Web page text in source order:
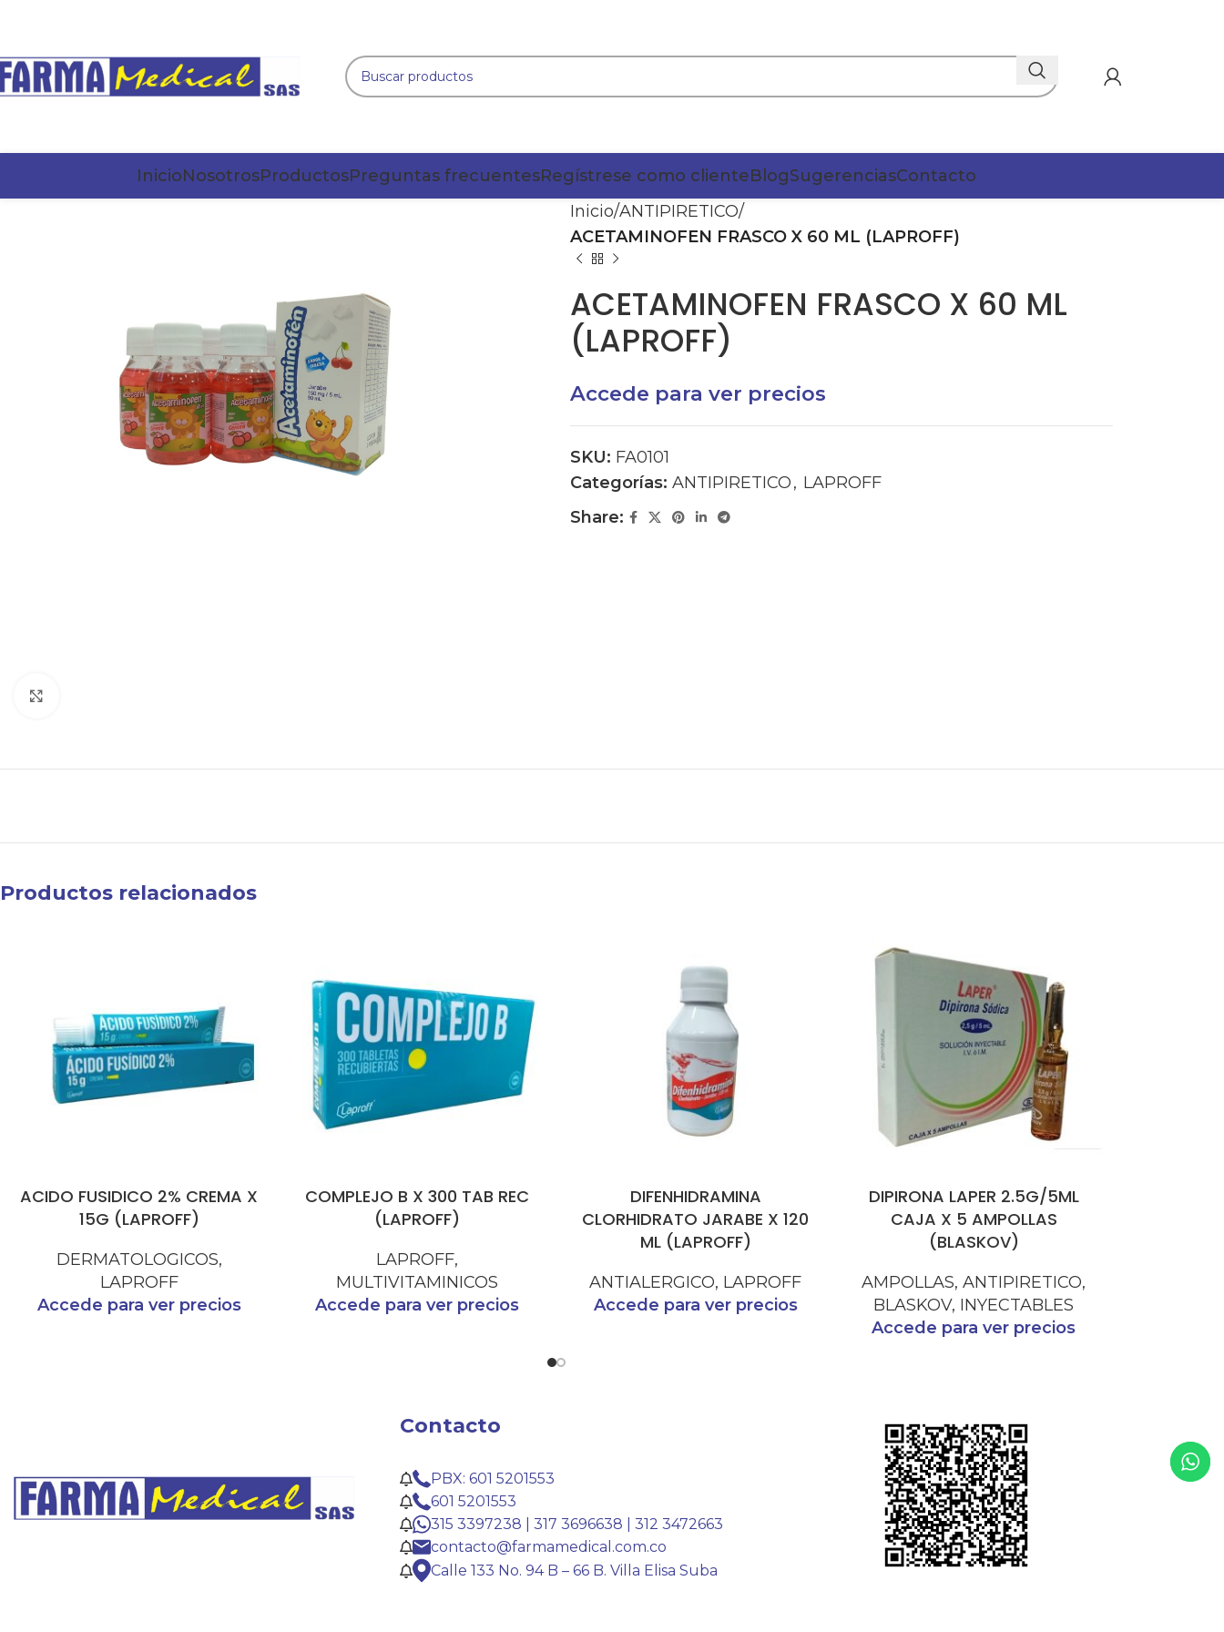
InicioNosotrosProductosPreguntas frecuentesRegístrese como clienteBlogSugerenciasContacto
Inicio ANTIPIRETICO
ACETAMINOFEN FRASCO X 60 ML (LAPROFF)
ACETAMINOFEN FRASCO X 60 ML
(LAPROFF)
Accede para ver precios
SKU: FA0101
Categorías: ANTIPIRETICO, LAPROFF
Share:
Productos relacionados
ACIDO FUSIDICO 2% CREMA X
15G (LAPROFF)
DERMATOLOGICOS,
LAPROFF
Accede para ver precios
COMPLEJO B X 300 TAB REC
(LAPROFF)
LAPROFF,
MULTIVITAMINICOS
Accede para ver precios
DIFENHIDRAMINA
CLORHIDRATO JARABE X 120
ML (LAPROFF)
ANTIALERGICO, LAPROFF
Accede para ver precios
DIPIRONA LAPER 2.5G/5ML
CAJA X 5 AMPOLLAS
(BLASKOV)
AMPOLLAS,ANTIPIRETICO,
BLASKOV, INYECTABLES
Accede para ver precios
Contacto
PBX: 601 5201553
601 5201553
315 3397238 | 317 3696638 | 312 3472663
contacto@farmamedical.com.co
Calle 133 No. 94 B – 66 B. Villa Elisa Suba